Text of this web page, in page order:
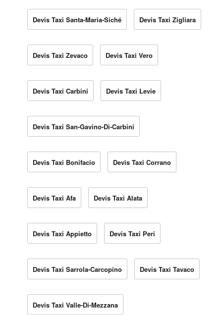
Devis Taxi Santa-Maria-Siché Devis Taxi Zigliara
Devis Taxi Zevaco Devis Taxi Vero
Devis Taxi Carbini Devis Taxi Levie
Devis Taxi San-Gavino-Di-Carbini
Devis Taxi Bonifacio Devis Taxi Corrano
Devis Taxi Afa Devis Taxi Alata
Devis Taxi Appietto Devis Taxi Peri
Devis Taxi Sarrola-Carcopino Devis Taxi Tavaco
Devis Taxi Valle-Di-Mezzana